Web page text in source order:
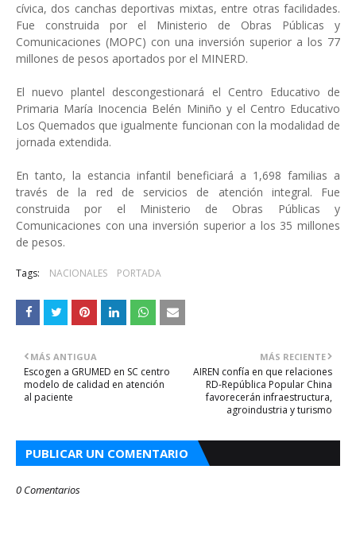
cívica, dos canchas deportivas mixtas, entre otras facilidades.
Fue construida por el Ministerio de Obras Públicas y
Comunicaciones (MOPC) con una inversión superior a los 77
millones de pesos aportados por el MINERD.
El nuevo plantel descongestionará el Centro Educativo de
Primaria María Inocencia Belén Miniño y el Centro Educativo
Los Quemados que igualmente funcionan con la modalidad de
jornada extendida.
En tanto, la estancia infantil beneficiará a 1,698 familias a
través de la red de servicios de atención integral. Fue
construida por el Ministerio de Obras Públicas y
Comunicaciones con una inversión superior a los 35 millones
de pesos.
Tags: NACIONALES PORTADA
MÁS RECIENTE
AIREN confía en que relaciones
RD-República Popular China
favorecerán infraestructura,
agroindustria y turismo
MÁS ANTIGUA
Escogen a GRUMED en SC centro
modelo de calidad en atención
al paciente
PUBLICAR UN COMENTARIO
0 Comentarios